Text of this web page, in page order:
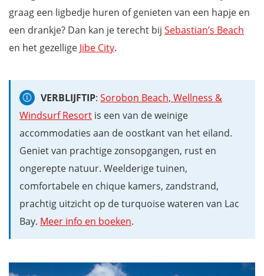
graag een ligbedje huren of genieten van een hapje en
een drankje? Dan kan je terecht bij Sebastian’s Beach
en het gezellige Jibe City.
VERBLIJFTIP:Sorobon Beach, Wellness &
Windsurf Resort is een van de weinige
accommodaties aan de oostkant van het eiland.
Geniet van prachtige zonsopgangen, rust en
ongerepte natuur. Weelderige tuinen,
comfortabele en chique kamers, zandstrand,
prachtig uitzicht op de turquoise wateren van Lac
Bay. Meer info en boeken.